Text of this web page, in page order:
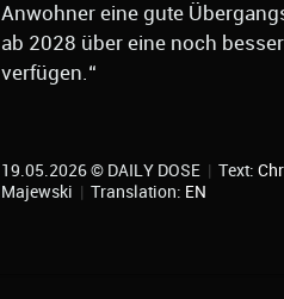
Anwohner eine gute
ab 2028 über eine noch
verfügen.“
19.05.2026 © DAILY DOSE | Text:
Majewski | Translation: EN